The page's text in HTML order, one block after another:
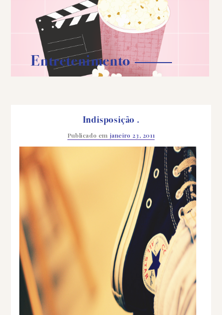
Entretenimento
Indisposição .
Publicado em janeiro 23, 2011